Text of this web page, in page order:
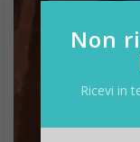
Non
Ricevi in